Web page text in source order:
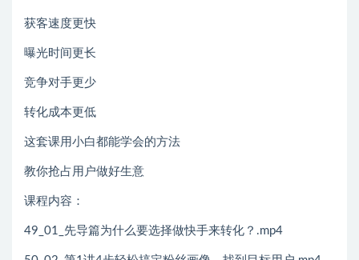
获客速度更快
曝光时间更长
竞争对手更少
转化成本更低
这套课用小白都能学会的方法
教你抢占用户做好生意
课程内容：
49_01_先导篇为什么要选择做快手来转化？.mp4